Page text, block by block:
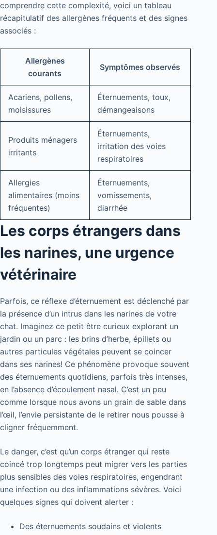
comprendre cette complexité, voici un tableau
récapitulatif des allergènes fréquents et des signes
associés :
Allergènes
courants
Symptômes observés
Acariens, pollens,
moisissures
Éternuements, toux,
démangeaisons
Produits ménagers
irritants
Éternuements,
irritation des voies
respiratoires
Allergies
alimentaires (moins
fréquentes)
Éternuements,
vomissements,
diarrhée
Les corps étrangers dans
les narines, une urgence
vétérinaire
Parfois, ce réflexe d’éternuement est déclenché par
la présence d’un intrus dans les narines de votre
chat. Imaginez ce petit être curieux explorant un
jardin ou un parc : les brins d’herbe, épillets ou
autres particules végétales peuvent se coincer
dans ses narines! Ce phénomène provoque souvent
des éternuements quotidiens, parfois très intenses,
en l’absence d’écoulement nasal. C’est un peu
comme lorsque nous avons un grain de sable dans
l’œil, l’envie persistante de le retirer nous pousse à
cligner fréquemment.
Le danger, c’est qu’un corps étranger qui reste
coincé trop longtemps peut migrer vers les parties
plus sensibles des voies respiratoires, engendrant
une infection ou des inflammations sévères. Voici
quelques signes qui doivent alerter :
Des éternuements soudains et violents